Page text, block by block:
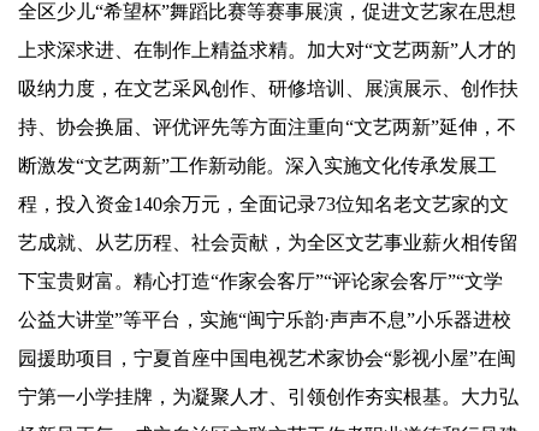
全区少儿“希望杯”舞蹈比赛等赛事展演，促进文艺家在思想
上求深求进、在制作上精益求精。加大对“文艺两新”人才的
吸纳力度，在文艺采风创作、研修培训、展演展示、创作扶
持、协会换届、评优评先等方面注重向“文艺两新”延伸，不
断激发“文艺两新”工作新动能。深入实施文化传承发展工
程，投入资金140余万元，全面记录73位知名老文艺家的文
艺成就、从艺历程、社会贡献，为全区文艺事业薪火相传留
下宝贵财富。精心打造“作家会客厅”“评论家会客厅”“文学
公益大讲堂”等平台，实施“闽宁乐韵·声声不息”小乐器进校
园援助项目，宁夏首座中国电视艺术家协会“影视小屋”在闽
宁第一小学挂牌，为凝聚人才、引领创作夯实根基。大力弘